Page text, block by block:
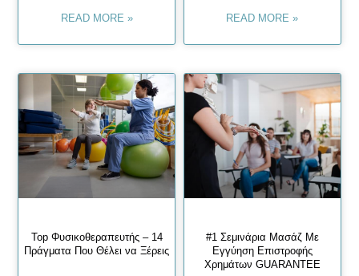
READ MORE » READ MORE »
Top Φυσικοθεραπευτής – 14
Πράγματα Που Θέλει να Ξέρεις
#1 Σεμινάρια Μασάζ Με
Εγγύηση Επιστροφής
Χρημάτων GUARANTEE